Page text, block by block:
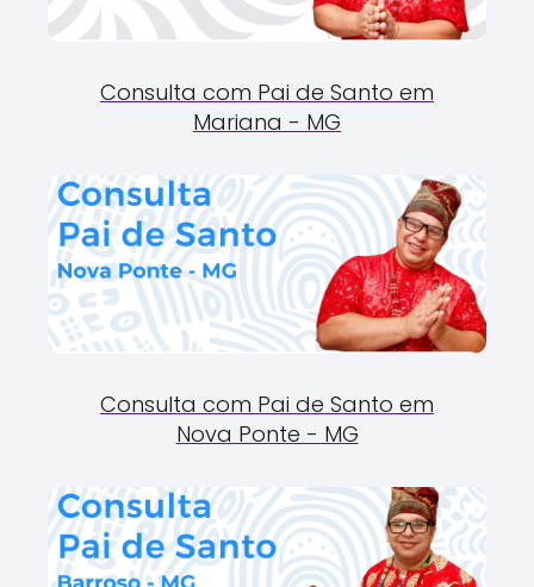
Consulta com Pai de Santo em
Mariana - MG
Consulta com Pai de Santo em
Nova Ponte - MG